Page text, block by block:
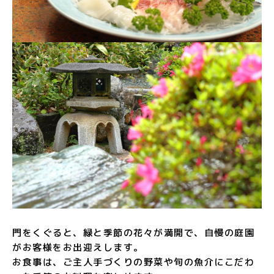
門をくぐると、緑と季節の花々が満開で、自慢の庭園
がお客様をお出迎えします。
お食事は、ご主人手づくりの野菜や旬の魚介にこだわ